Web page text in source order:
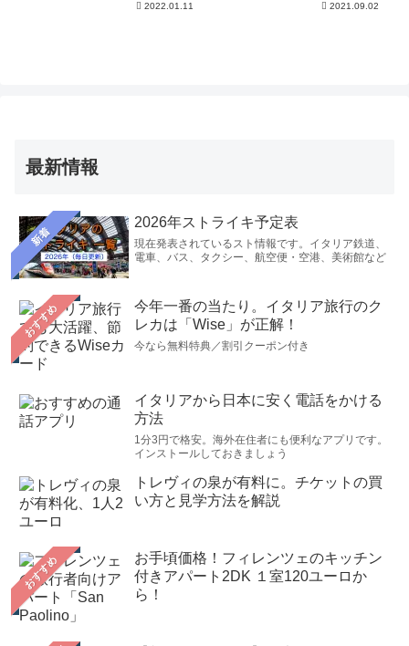
2022.01.11 2021.09.02
最新情報
新着
2026年ストライキ予定表
現在発表されているスト情報です。イタリア鉄道、
電車、バス、タクシー、航空便・空港、美術館など
おすすめ
今年一番の当たり。イタリア旅行のク
レカは「Wise」が正解！
今なら無料特典／割引クーポン付き
イタリアから日本に安く電話をかける
方法
1分3円で格安。海外在住者にも便利なアプリです。
インストールしておきましょう
トレヴィの泉が有料に。チケットの買
い方と見学方法を解説
おすすめ
お手頃価格！フィレンツェのキッチン
付きアパート2DK １室120ユーロか
ら！